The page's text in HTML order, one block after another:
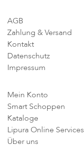
AGB
Zahlung & Versand
Kontakt
Datenschutz
Impressum
Mein Konto
Smart Schoppen
Kataloge
Lipura Online Services
Über uns